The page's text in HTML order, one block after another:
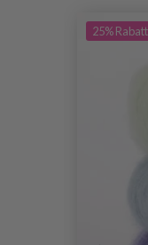
25%Rabatt